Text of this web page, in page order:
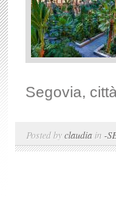
Segovia,
Posted byclaudia in -